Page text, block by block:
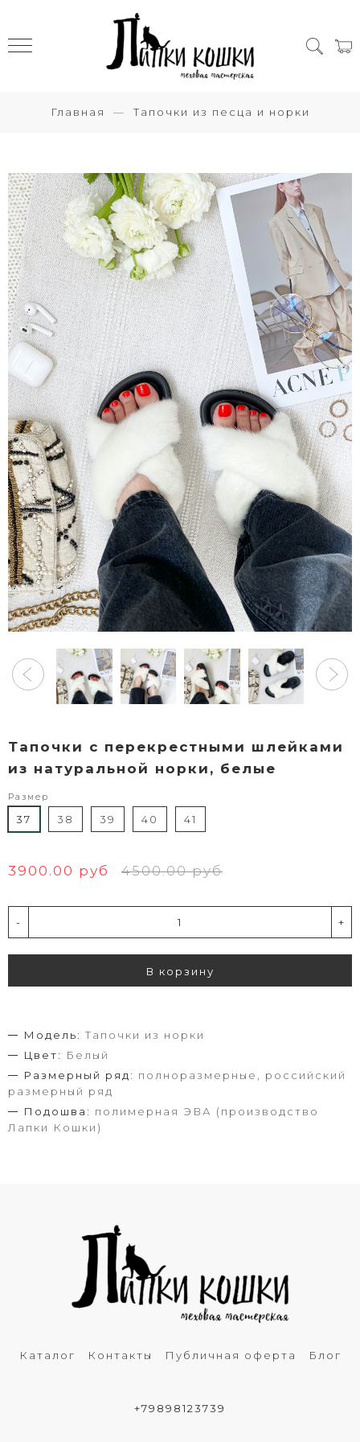
Главная Тапочки из песца и норки
Тапочки с перекрестными шлейками
из натуральной норки, белые
Размер
37 38 39 40 41
3900.00 руб 4500.00 руб
- +
В корзину
Модель: Тапочки из норки
Цвет:
Белый
Размерный ряд: полноразмерные, российский
размерный ряд
Подошва: полимерная ЭВА (производство
Лапки Кошки)
Каталог Контакты Публичная оферта Блог
+79898123739